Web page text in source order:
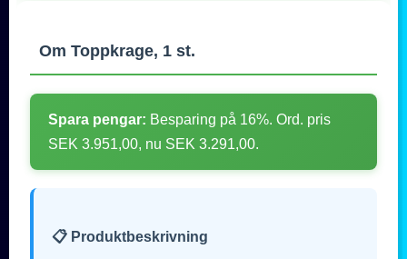
Om Toppkrage, 1 st.
Spara pengar: Besparing på 16%. Ord. pris
SEK 3.951,00, nu SEK 3.291,00.
📋 Produktbeskrivning